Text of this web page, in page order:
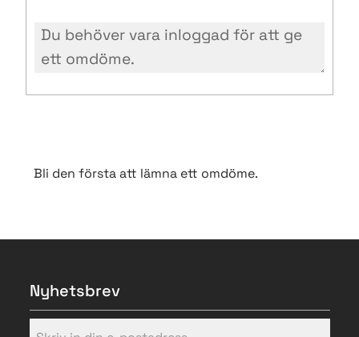
Bli den första att lämna ett omdöme.
Nyhetsbrev